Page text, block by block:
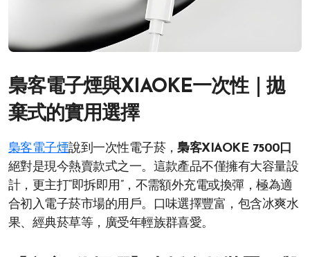
梟客電子煙與XIAOKE一次性｜拋
棄式的實用選擇
梟客電子煙說到一次性電子菸，梟客XIAOKE 7500口
絕對是現今熱賣款式之一。這款產品不僅擁有大容量設
計，更主打“即拆即用”，不需額外充電或換彈，極為適
合初入電子菸市場的用戶。口味選擇豐富，包含冰爽水
果、經典菸草等，廣受年輕族群喜愛。